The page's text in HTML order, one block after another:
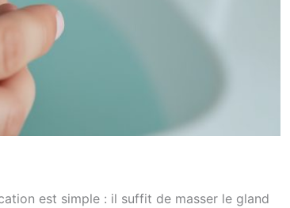
est simple : il suffit de masser le gland